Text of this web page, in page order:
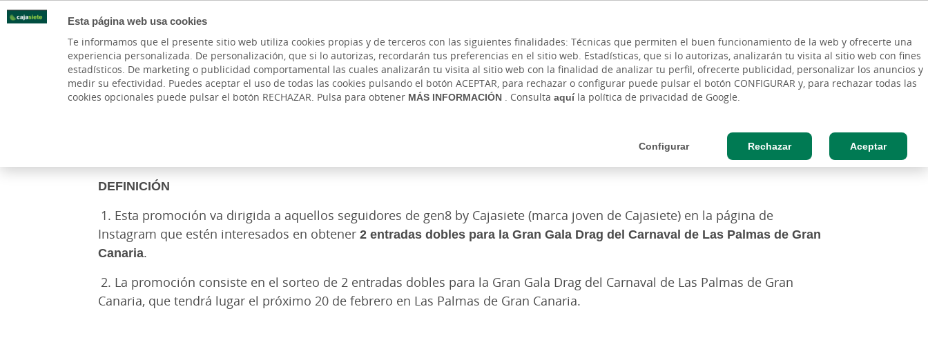
Esta página web usa cookies
Te informamos que el presente sitio web utiliza cookies propias y de terceros con las siguientes finalidades: Técnicas que permiten el buen funcionamiento de la web y ofrecerte una
experiencia personalizada. De personalización, que si lo autorizas, recordarán tus preferencias en el sitio web. Estadísticas, que si lo autorizas, analizarán tu visita al sitio web con fines
estadísticos. De marketing o publicidad comportamental las cuales analizarán tu visita al sitio web con la finalidad de analizar tu perfil, ofrecerte publicidad, personalizar los anuncios y
medir su efectividad. Puedes aceptar el uso de todas las cookies pulsando el botón ACEPTAR, para rechazar o configurar puede pulsar el botón CONFIGURAR y, para rechazar todas las
cookies opcionales puede pulsar el botón RECHAZAR. Pulsa para obtener MÁS INFORMACIÓN. Consulta aquíla política de privacidad de Google.
Configurar Rechazar Aceptar
DE
PARTICULARES BANCA PRIVADA AUTÓNOMOS Y EMPRENDEDORES EMPRESAS AGRO
DEFINICIÓN
1. Esta promoción va dirigida a aquellos seguidores de gen8 by Cajasiete (marca joven de Cajasiete) en la página de
Instagram que estén interesados en obtener 2 entradas dobles para la Gran Gala Drag del Carnaval de Las Palmas de Gran
Canaria.
2. La promoción consiste en el sorteo de 2 entradas dobles para la Gran Gala Drag del Carnaval de Las Palmas de Gran
Canaria, que tendrá lugar el próximo 20 de febrero en Las Palmas de Gran Canaria.